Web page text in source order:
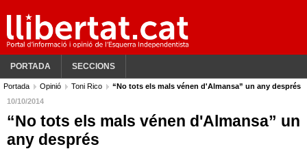
PORTADA SECCIONS
Portada Opinió Toni Rico
“No tots els mals vénen d'Almansa” un any després
10/10/2014
“No tots els mals vénen d'Almansa” un
any després